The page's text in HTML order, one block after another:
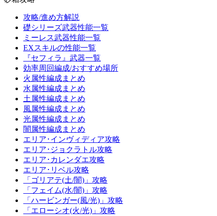
攻略/進め方解説
礎シリーズ武器性能一覧
ミーレス武器性能一覧
EXスキルの性能一覧
『セフィラ』武器一覧
効率周回編成/おすすめ場所
火属性編成まとめ
水属性編成まとめ
土属性編成まとめ
風属性編成まとめ
光属性編成まとめ
闇属性編成まとめ
エリア･インヴィディア攻略
エリア･ジョクラトル攻略
エリア･カレンダエ攻略
エリア･リベル攻略
「ゴリアテ(土/闇)」攻略
「フェイム(水/闇)」攻略
「ハービンガー(風/光)」攻略
「エローシオ(火/光)」攻略